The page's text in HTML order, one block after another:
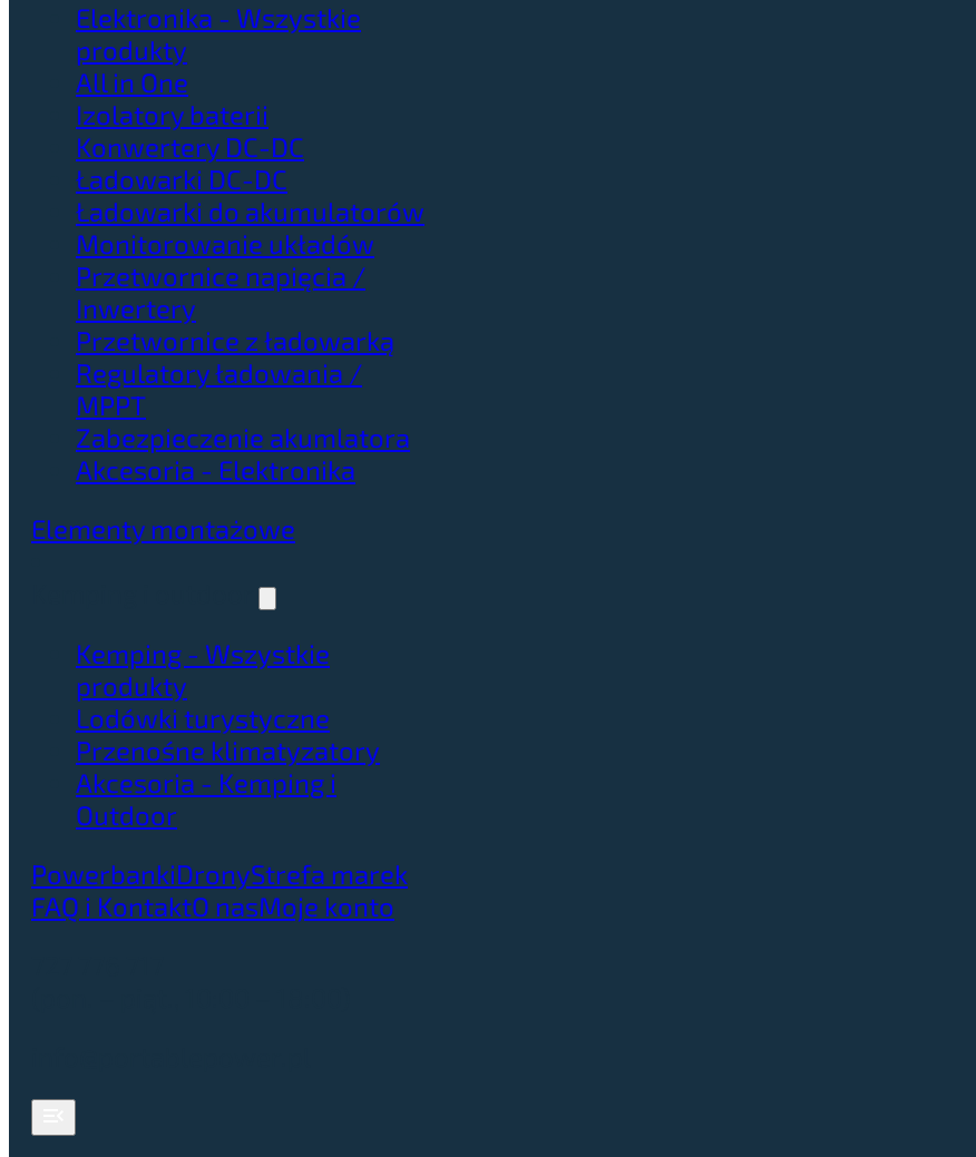
Elektronika - Wszystkie
produkty
All in One
Izolatory baterii
Konwertery DC-DC
Ładowarki DC-DC
Ładowarki do akumulatorów
Monitorowanie układów
Przetwornice napięcia /
Inwertery
Przetwornice z ładowarką
Regulatory ładowania /
MPPT
Zabezpieczenie akumlatora
Akcesoria - Elektronika
Elementy montażowe
Kemping - Wszystkie
produkty
Lodówki turystyczne
Przenośne klimatyzatory
Akcesoria - Kemping i
Outdoor
PowerbankiDronyStrefa marek
FAQ i KontaktO nasMoje konto